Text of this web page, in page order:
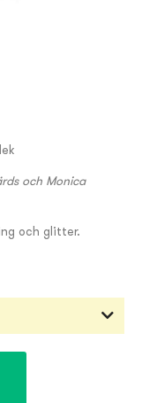
och Monica
och glitter.